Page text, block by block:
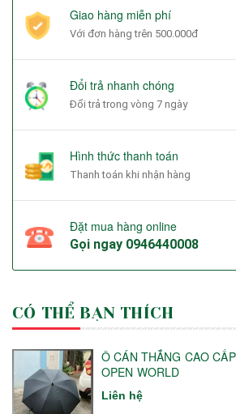
Giao hàng miễn phí
Với đơn hàng trên 500.000đ
Đổi trả nhanh chóng
Đổi trả trong vòng 7 ngày
Hình thức thanh toán
Thanh toán khi nhận hàng
Đặt mua hàng online
Gọi ngay 0946440008
CÓ THỂ BẠN THÍCH
Ô CÁN THẲNG CAO
OPEN WORLD
Liên hệ